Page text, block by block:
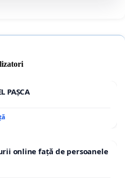
PAȘCA
online față de persoanele